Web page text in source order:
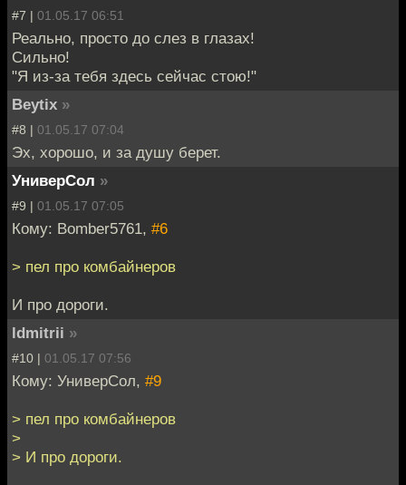
#7 | 01.05.17 06:51
Реально, просто до слез в глазах!
Сильно!
"Я из-за тебя здесь сейчас стою!"
Beytix »
#8 | 01.05.17 07:04
Эх, хорошо, и за душу берет.
УниверСол »
#9 | 01.05.17 07:05
Кому: Bomber5761, #6
> пел про комбайнеров
И про дороги.
ldmitrii »
#10 | 01.05.17 07:56
Кому: УниверСол, #9
> пел про комбайнеров
>
> И про дороги.